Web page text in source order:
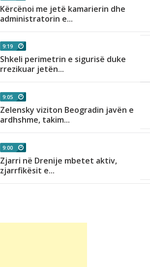
Kërcënoi me jetë kamarierin dhe
administratorin e...
9:19
Shkeli perimetrin e sigurisë duke
rrezikuar jetën...
9:05
Zelensky viziton Beogradin javën e
ardhshme, takim...
9:00
Zjarri në Drenije mbetet aktiv,
zjarrfikësit e...